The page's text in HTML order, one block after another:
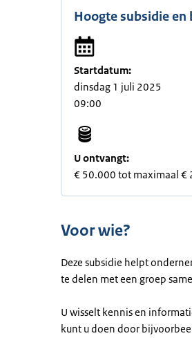
Hoogte subsidie en
Startdatum:
dinsdag 1 juli 2025
09:00
U ontvangt:
€ 50.000 tot maximaal €
Voor wie?
Deze subsidie helpt
te delen met een groep
U wisselt kennis en
kunt u doen door